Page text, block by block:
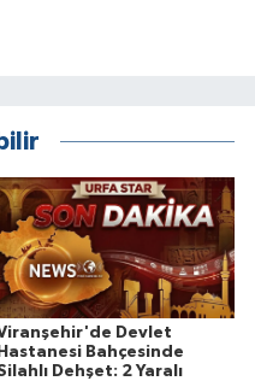
Devlet
Hastanesi Bahçesinde
Dehşet: 2 Yaralı